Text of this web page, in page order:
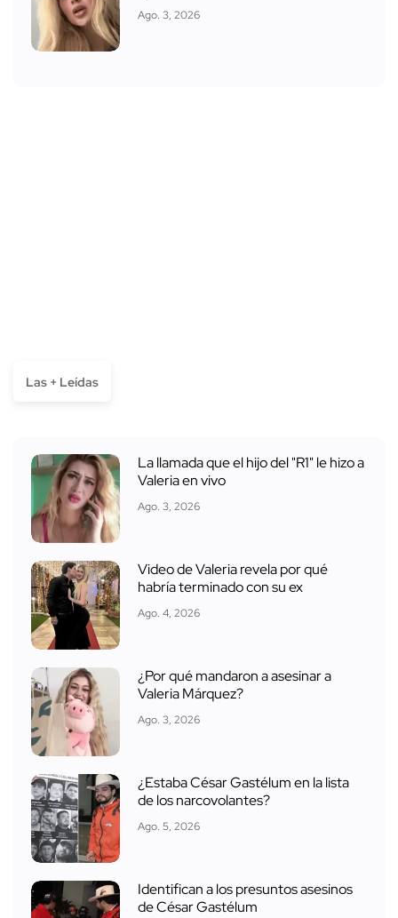
Ago. 3, 2026
Las + Leídas
La llamada que el hijo del "R1" le hizo a
Valeria en vivo
Ago. 3, 2026
Video de Valeria revela por qué
habría terminado con su ex
Ago. 4, 2026
¿Por qué mandaron a asesinar a
Valeria Márquez?
Ago. 3, 2026
¿Estaba César Gastélum en la lista
de los narcovolantes?
Ago. 5, 2026
Identifican a los presuntos asesinos
de César Gastélum